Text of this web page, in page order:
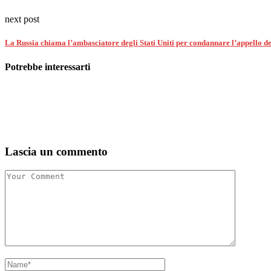
next post
La Russia chiama l’ambasciatore degli Stati Uniti per condannare l’appello
Potrebbe interessarti
Lascia un commento